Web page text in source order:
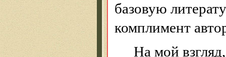
базовую
комплимент
На мой